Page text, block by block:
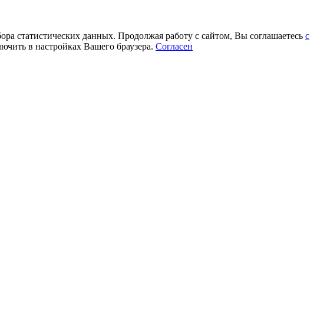
статистических данных. Продолжая работу с сайтом, Вы соглашаетесь с
в настройках Вашего браузера. Согласен